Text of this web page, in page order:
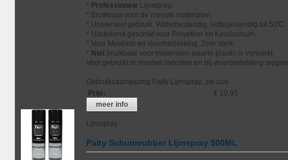
* Professionele Lijmspray.
* Bruikbaar voor de meeste materialen.
* Universeel gebruik. Waterbestendig. Hittebestendig tot 50'C
* Uitstekend geschikt voor Polyether en Koudschuim.
* Voor Meubels en vloerbedekking, Zeer sterk.
* Niet bruikbaar voor materialen waarin plastic is verwerkt.
Veel gebruikt in meubel industrie en bij vloerbedekking leggen.
Gebruiksaanwijzing Palty Lijmspray; zie bus.
Prijs:
€ 10,95
meer info
Lijmspray
Palty Schuimrubber Lijmspray 500ML